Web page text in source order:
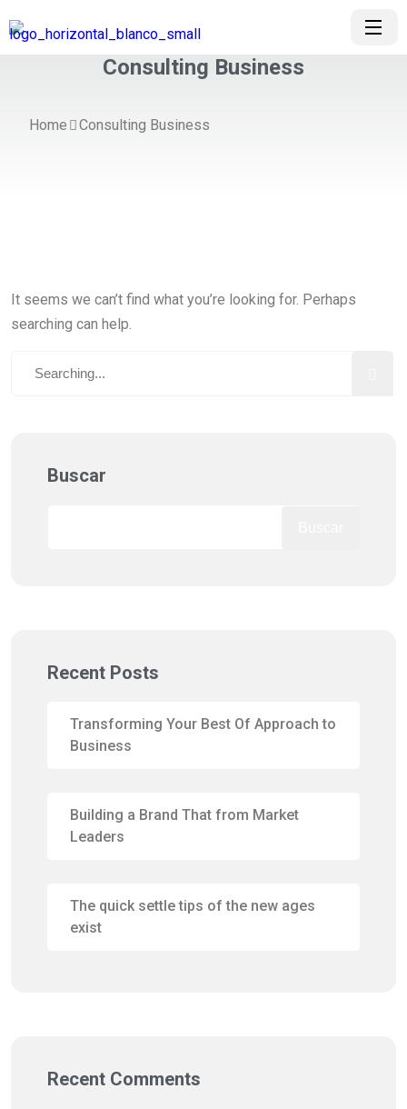
Consulting Business
Home Consulting Business
It seems we can’t find what you’re looking for. Perhaps
searching can help.
Buscar
Recent Posts
Transforming Your Best Of Approach to
Business
Building a Brand That from Market
Leaders
The quick settle tips of the new ages
exist
Recent Comments